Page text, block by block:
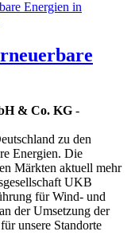
& Co. KG -
zu den
Energien. Die
Märkten aktuell mehr
UKB
für Wind- und
der Umsetzung der
unsere Standorte